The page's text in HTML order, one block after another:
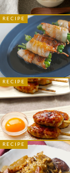
RECIPE
RECIPE
RECIPE